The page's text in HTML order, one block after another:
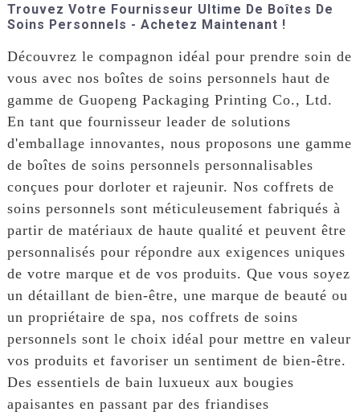
Trouvez Votre Fournisseur Ultime De Boîtes De
Soins Personnels - Achetez Maintenant !
Découvrez le compagnon idéal pour prendre soin de
vous avec nos boîtes de soins personnels haut de
gamme de Guopeng Packaging Printing Co., Ltd.
En tant que fournisseur leader de solutions
d'emballage innovantes, nous proposons une gamme
de boîtes de soins personnels personnalisables
conçues pour dorloter et rajeunir. Nos coffrets de
soins personnels sont méticuleusement fabriqués à
partir de matériaux de haute qualité et peuvent être
personnalisés pour répondre aux exigences uniques
de votre marque et de vos produits. Que vous soyez
un détaillant de bien-être, une marque de beauté ou
un propriétaire de spa, nos coffrets de soins
personnels sont le choix idéal pour mettre en valeur
vos produits et favoriser un sentiment de bien-être.
Des essentiels de bain luxueux aux bougies
apaisantes en passant par des friandises